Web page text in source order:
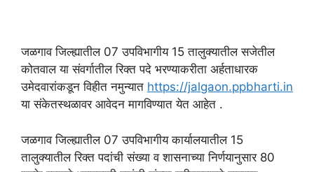
जळगाव जिल्ह्यातील 07 उपविभागीय 15 तालुक्यातील सजेतील
कोतवाल या संवर्गातील रिक्त पदे भरण्याकरीता अर्हताधारक
उमेदवारांकडून विहीत नमुन्यात https://jalgaon.ppbharti.in
या संकेतस्थळावर आवेदन मागविण्यात येत आहेत .
जळगाव जिल्ह्यातील 07 उपविभागीय कार्यालयातील 15
तालुक्यातील रिक्त पदांची संख्या व शासनाच्या निर्णयानुसार 80